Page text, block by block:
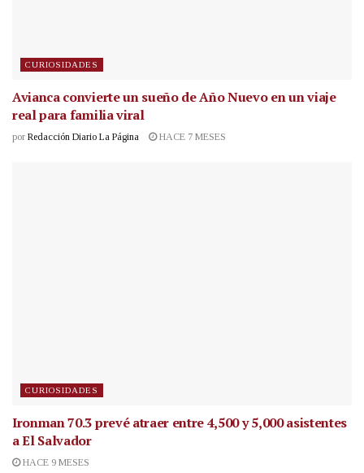
CURIOSIDADES
Avianca convierte un sueño de Año Nuevo en un viaje
real para familia viral
por Redacción Diario La Página HACE 7 MESES
CURIOSIDADES
Ironman 70.3 prevé atraer entre 4,500 y 5,000 asistentes
a El Salvador
HACE 9 MESES